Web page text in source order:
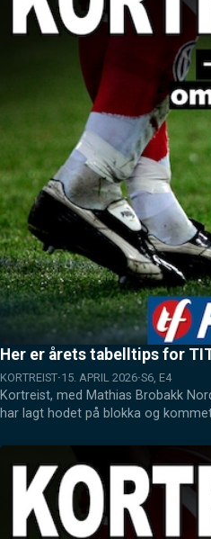
Her er årets tabelltips for
KORTREIST 15. APRIL 2026 S6, E4
Kortreist, med Mathias Brobakk
har lagt hodet på blokka og